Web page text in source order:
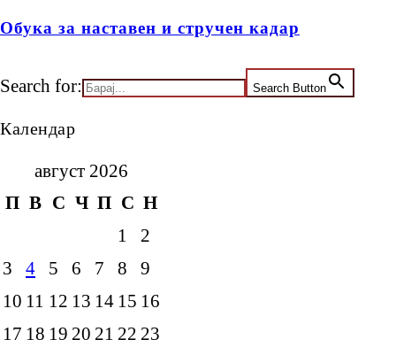
Обука за наставен и стручен кадар
Search for: Search Button
Календар
август 2026
П В С Ч П С Н
1
2
3
4 5 6 7 8
9
10 11 12 13 14 15 16
17 18 19 20 21 22 23